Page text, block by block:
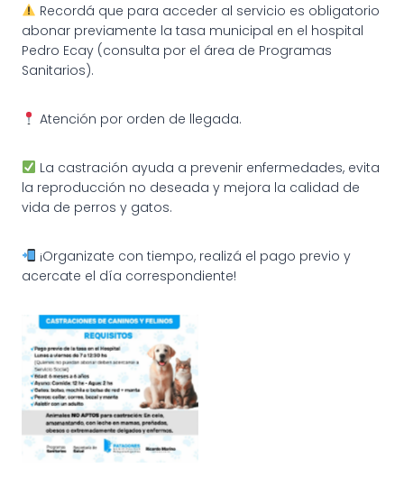
Recordá que para acceder al servicio es obligatorio
abonar previamente la tasa municipal en el hospital
Pedro Ecay (consulta por el área de Programas
Sanitarios).
Atención por orden de llegada.
La castración ayuda a prevenir enfermedades, evita
la reproducción no deseada y mejora la calidad de
vida de perros y gatos.
¡Organizate con tiempo, realizá el pago previo y
acercate el día correspondiente!